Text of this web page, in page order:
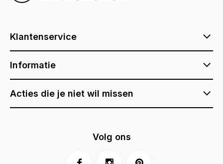
Klantenservice
Informatie
Acties die je niet wil missen
Volg ons